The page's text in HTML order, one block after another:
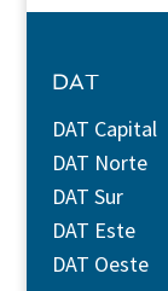
DAT
DAT Capital
DAT Norte
DAT Sur
DAT Este
DAT Oeste